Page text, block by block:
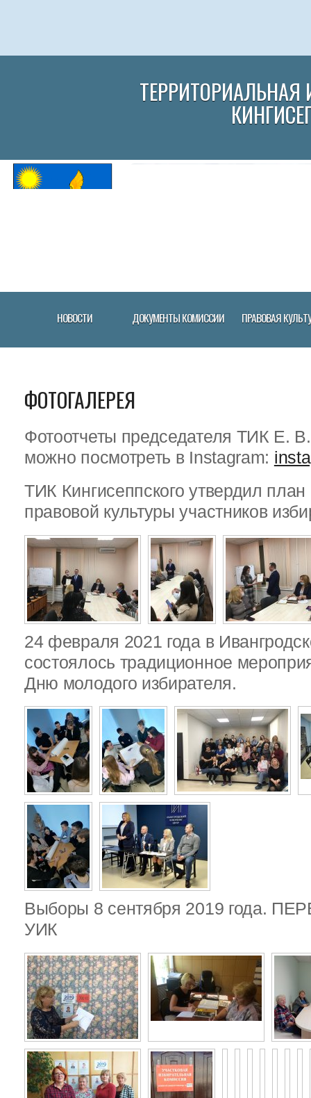
НОВОСТИ ДОКУМЕНТЫ КОМИССИИ ПРАВОВАЯ
ФОТОГАЛЕРЕЯ
Фотоотчеты председателя ТИК Е.
можно посмотреть в Instagram:
ТИК Кингисеппского утвердил
правовой культуры участников
24 февраля 2021 года в
состоялось традиционное
Дню молодого избирателя.
Выборы 8 сентября 2019 года.
УИК